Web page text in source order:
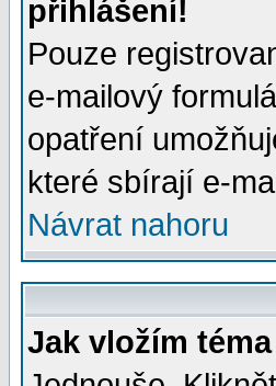
přihlášení!
Pouze
e-mailový
opatření
které sbírají e-
Návrat nahoru
Jak vložím